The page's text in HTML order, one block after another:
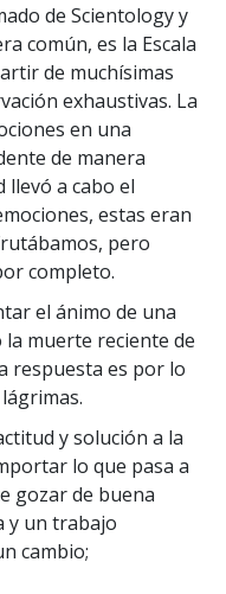
de Scientology y
común, es la Escala
de muchísimas
exhaustivas. La
en una
de manera
llevó a cabo el
estas eran
pero
completo.
el ánimo de una
muerte reciente de
respuesta es por lo
y solución a la
lo que pasa a
gozar de buena
y un trabajo
cambio;